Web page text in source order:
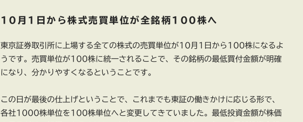
10月1日から株式売買単位が全銘柄100株へ
東京証券取引所に上場する全ての株式の売買単位が10月1日から100株になるよ
うです。売買単位が100株に統一されることで、その銘柄の最低買付金額が明確
になり、分かりやすくなるということです。
この日が最後の仕上げということで、これまでも東証の働きかけに応じる形で、
各社1000株単位を100株単位へと変更してきていました。最低投資金額が株価